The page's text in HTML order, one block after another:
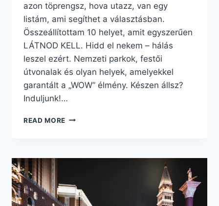
azon töprengsz, hova utazz, van egy
listám, ami segíthet a választásban.
Összeállítottam 10 helyet, amit egyszerűen
LÁTNOD KELL. Hidd el nekem – hálás
leszel ezért. Nemzeti parkok, festői
útvonalak és olyan helyek, amelyekkel
garantált a „WOW” élmény. Készen állsz?
Induljunk!…
READ MORE A
EGYESÜLT
ÉRDEMES
MEGLÁTOGATNI